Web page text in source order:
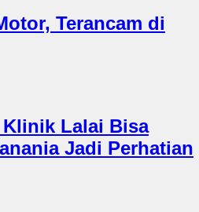
Terancam di
Lalai Bisa
Jadi Perhatian